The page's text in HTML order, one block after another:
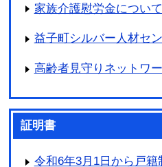
家族介護慰労金について
益子町シルバー人材セ
高齢者見守りネットワ
証明書
令和6年3月1日から戸